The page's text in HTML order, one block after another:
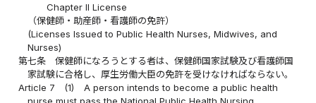
Chapter II License
（保健師・助産師・看護師の免許）
(Licenses Issued to Public Health Nurses, Midwives, and
Nurses)
第七条
保健師になろうとする者は、保健師国家試験及び看護師国
家試験に合格し、厚生労働大臣の免許を受けなければならない。
Article 7
(1)
A person intends to become a public health
nurse must pass the National Public Health Nursing